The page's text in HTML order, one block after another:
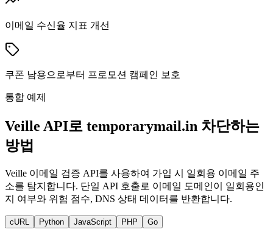
이메일 수신율 지표 개선
쿠폰 남용으로부터 프로모션 캠페인 보호
통합 예제
Veille API로 temporarymail.in 차단하는
방법
Veille 이메일 검증 API를 사용하여 가입 시 일회용 이메일 주
소를 탐지합니다. 단일 API 호출로 이메일 도메인이 일회용인
지 여부와 위험 점수, DNS 상태 데이터를 반환합니다.
cURL Python JavaScript PHP Go